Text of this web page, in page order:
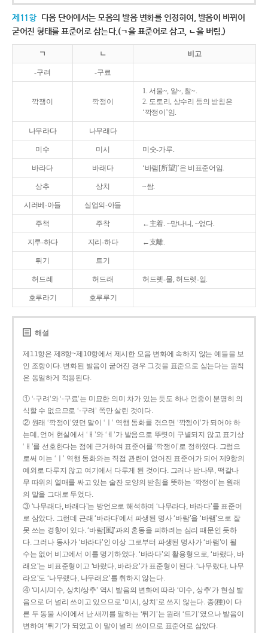
제11항 다음 단어에서는 모음의 발음 변화를 인정하여, 발음이 바뀌어
굳어진 형태를 표준어로 삼는다.(ㄱ을 표준어로 삼고, ㄴ을 버림.)
ㄱ ㄴ 비고
-구려 -구료
깍쟁이 깍정이
1. 서울~, 알~, 찰~.
2. 도토리, 상수리 등의 받침은
‘깍정이’임.
나무라다 나무래다
미수 미시 미숫-가루.
바라다 바래다 ‘바램[所望]’은 비표준어임.
상추 상치 ~쌈.
시러베-아들 실업의-아들
주책 주착 ←主着. ~망나니, ~없다.
지루-하다 지리-하다 ←支離.
튀기 트기
허드레 허드래 허드렛-물, 허드렛-일.
호루라기 호루루기
해설
제11항은 제8항~제10항에서 제시한 모음 변화에 속하지 않는 예들을 보
인 조항이다. 변화된 발음이 굳어진 경우 그것을 표준으로 삼는다는 원칙
은 동일하게 적용된다.
① ‘-구려’와 ‘-구료’는 미묘한 의미 차가 있는 듯도 하나 언중이 분명히 의
식할 수 없으므로 ‘-구려’ 쪽만 살린 것이다.
② 원래 ‘깍정이’였던 말이 ‘ㅣ’ 역행 동화를 겪으면 ‘깍젱이’가 되어야 하
는데, 언어 현실에서 ‘ㅐ’와 ‘ㅔ’가 발음으로 뚜렷이 구별되지 않고 표기상
‘ㅐ’를 선호한다는 점에 근거하여 표준어를 ‘깍쟁이’로 정하였다. 그럼으
로써 이는 ‘ㅣ’ 역행 동화와는 직접 관련이 없어진 표준어가 되어 제9항의
예외로 다루지 않고 여기에서 다루게 된 것이다. 그러나 밤나무, 떡갈나
무 따위의 열매를 싸고 있는 술잔 모양의 받침을 뜻하는 ‘깍정이’는 원래
의 말을 그대로 두었다.
③ ‘나무래다, 바래다’는 방언으로 해석하여 ‘나무라다, 바라다’를 표준어
로 삼았다. 그런데 근래 ‘바라다’에서 파생된 명사 ‘바람’을 ‘바램’으로 잘
못 쓰는 경향이 있다. ‘바람[風]’과의 혼동을 피하려는 심리 때문인 듯하
다. 그러나 동사가 ‘바라다’인 이상 그로부터 파생된 명사가 ‘바램’이 될
수는 없어 비고에서 이를 명기하였다. ‘바라다’의 활용형으로, ‘바랬다, 바
래요’는 비표준형이고 ‘바랐다, 바라요’가 표준형이 된다. ‘나무랐다, 나무
라요’도 ‘나무랬다, 나무래요’를 취하지 않는다.
④ ‘미시/미수, 상치/상추’ 역시 발음의 변화에 따라 ‘미수, 상추’가 현실 발
음으로 더 널리 쓰이고 있으므로 ‘미시, 상치’로 쓰지 않는다. 종(種)이 다
른 두 동물 사이에서 난 새끼를 말하는 ‘튀기’는 원래 ‘트기’였으나 발음이
변하여 ‘튀기’가 되었고 이 말이 널리 쓰이므로 표준어로 삼았다.